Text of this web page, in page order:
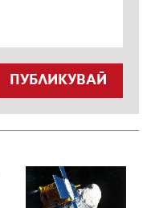
ПУБЛИКУВАЙ